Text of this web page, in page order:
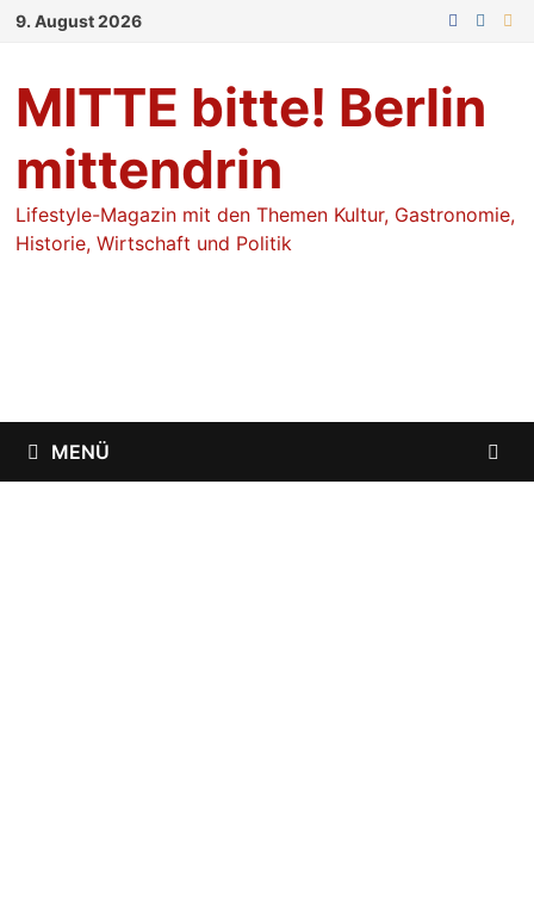
Zum
9. August 2026
MITTE bitte! Berlin
mittendrin
Lifestyle-Magazin mit den Themen Kultur, Gastronomie,
Historie, Wirtschaft und Politik
MENÜ